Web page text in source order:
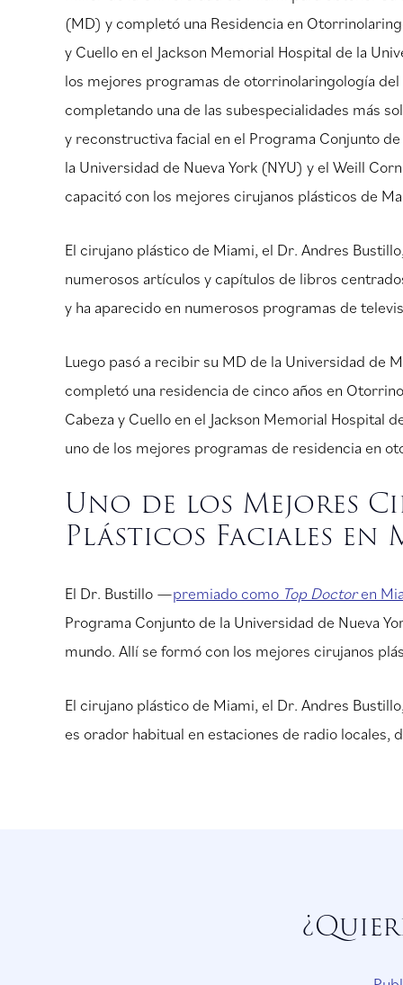
(MD) y completó una Residencia en
y Cuello en el Jackson Memorial Hospital de la
los mejores programas de otorrinolaringología
completando una de las subespecialidades más
y reconstructiva facial en el Programa Conjunto
la Universidad de Nueva York (NYU) y el Weill
capacitó con los mejores cirujanos plásticos de
El cirujano plástico de Miami, el Dr. Andres
numerosos artículos y capítulos de libros
y ha aparecido en numerosos programas de
Luego pasó a recibir su MD de la Universidad de
completó una residencia de cinco años en
Cabeza y Cuello en el Jackson Memorial Hospital
uno de los mejores programas de residencia en
Uno de los Mejores
Plásticos Faciales en
El Dr. Bustillo —premiado como Top Doctoren
Programa Conjunto de la Universidad de Nueva
mundo. Allí se formó con los mejores cirujanos
El cirujano plástico de Miami, el Dr. Andres
es orador habitual en estaciones de radio locales,